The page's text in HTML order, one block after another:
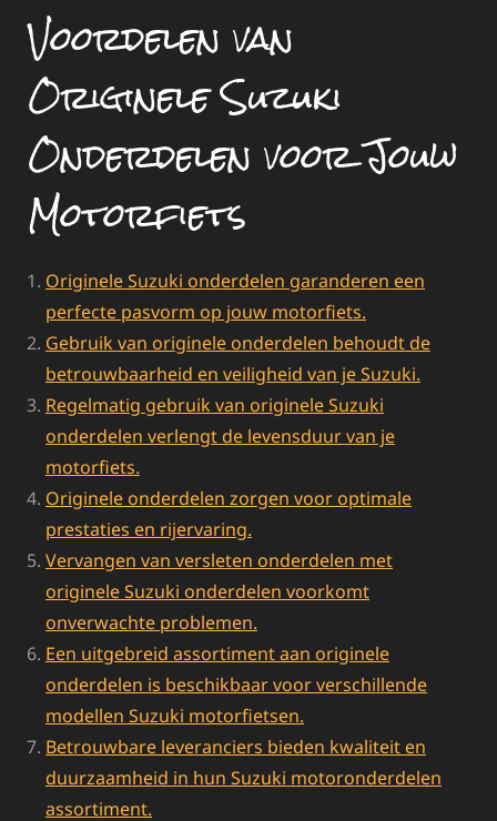
Voordelen van
Originele Suzuki
Onderdelen voor Jouw
Motorfiets
Originele Suzuki onderdelen garanderen een
perfecte pasvorm op jouw motorfiets.
Gebruik van originele onderdelen behoudt de
betrouwbaarheid en veiligheid van je Suzuki.
Regelmatig gebruik van originele Suzuki
onderdelen verlengt de levensduur van je
motorfiets.
Originele onderdelen zorgen voor optimale
prestaties en rijervaring.
Vervangen van versleten onderdelen met
originele Suzuki onderdelen voorkomt
onverwachte problemen.
Een uitgebreid assortiment aan originele
onderdelen is beschikbaar voor verschillende
modellen Suzuki motorfietsen.
Betrouwbare leveranciers bieden kwaliteit en
duurzaamheid in hun Suzuki motoronderdelen
assortiment.